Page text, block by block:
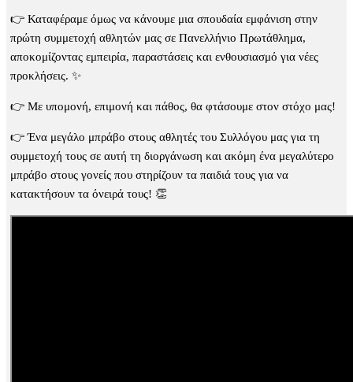
👉 Καταφέραμε όμως να κάνουμε μια σπουδαία εμφάνιση στην
πρώτη συμμετοχή αθλητών μας σε Πανελλήνιο Πρωτάθλημα,
αποκομίζοντας εμπειρία, παραστάσεις και ενθουσιασμό για νέες
προκλήσεις. ✨
👉 Με υπομονή, επιμονή και πάθος, θα φτάσουμε στον στόχο μας!
👉 Ένα μεγάλο μπράβο στους αθλητές του Συλλόγου μας για τη
συμμετοχή τους σε αυτή τη διοργάνωση και ακόμη ένα μεγαλύτερο
μπράβο στους γονείς που στηρίζουν τα παιδιά τους για να
κατακτήσουν τα όνειρά τους! 👏